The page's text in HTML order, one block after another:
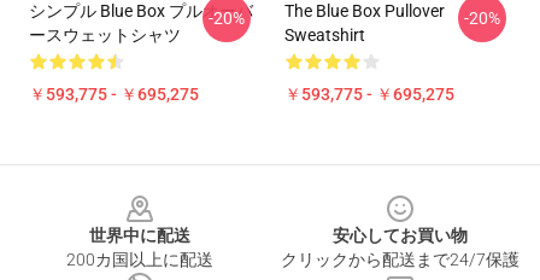
シンプル Blue Box プルオーバ
ースウェットシャツ
￥593,775 - ￥695,275
-20%
The Blue Box Pullover
Sweatshirt
￥593,775 - ￥695,275
-20%
世界中に配送
200カ国以上に配送
安心してお買い物
クリックから配送まで24/7保護